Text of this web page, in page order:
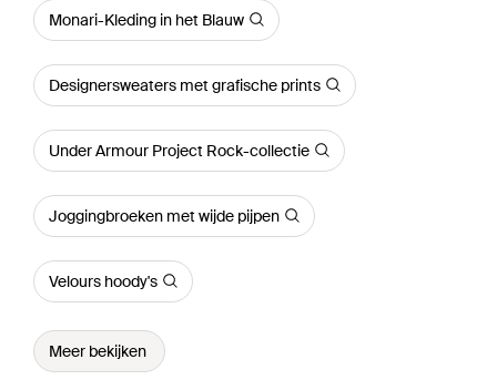
Monari-Kleding in het Blauw
Designersweaters met grafische prints
Under Armour Project Rock-collectie
Joggingbroeken met wijde pijpen
Velours hoody's
Meer bekijken